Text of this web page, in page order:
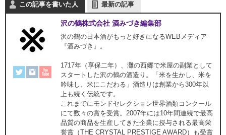
この記事を書いた人 最新の記事
沢の鶴株式会社 酒みづき編集部
沢の鶴の日本酒がもっと好きになるWEBメディア
『酒みづき』。
1717年（享保二年）、灘の西郷で米屋の副業として
スタートした沢の鶴の酒造り。「米を生かし、米を
吟味し、米にこだわる」酒造りは創業から300年以
上も続く伝統です。
これまでにモンドセレクション世界酒類コンクール
にて数々の賞を受賞。2007年には10年間連続で最高
品質の商品を生産してきた企業に授与される最高栄
誉賞（THE CRYSTAL PRESTIGE AWARD）も受賞